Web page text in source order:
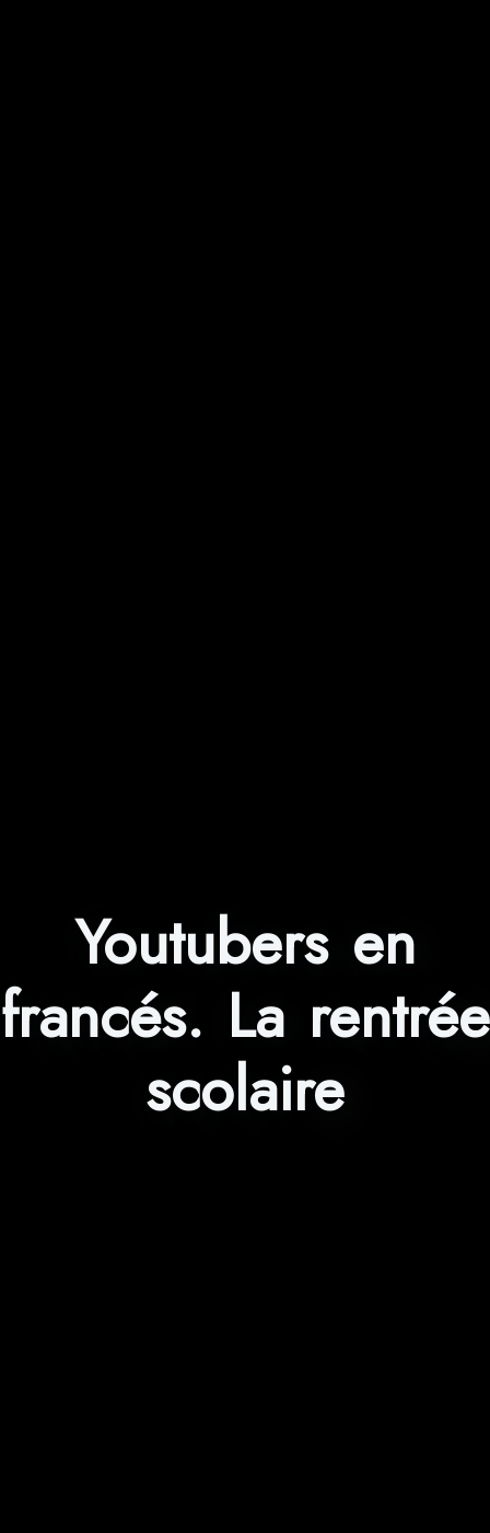
Youtubers en
francés. La rentrée
scolaire